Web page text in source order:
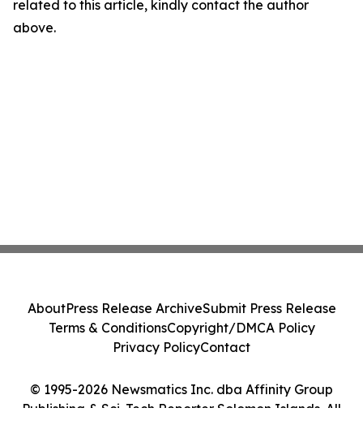
related to this article, kindly contact the author
above.
© 1995-2026 Newsmatics Inc. dba Affinity Group
Publishing & Sci-Tech Reporter Solomon Islands. All
AboutPress Release ArchiveSubmit Press Release
Terms & ConditionsCopyright/DMCA Policy
Privacy PolicyContact